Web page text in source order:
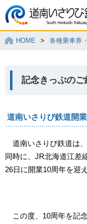
HOME > 各種乗車券
記念きっぷのご
道南いさりび鉄道開
道南いさりび鉄道は
同時に、JR北海道江差
26日に開業10周年を迎
この度、10周年を記